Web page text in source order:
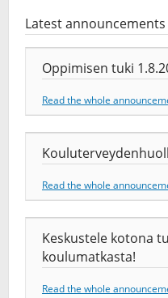
Latest announcements
Oppimisen tuki
Read the whole
Read the whole
Keskustele kotona
koulumatkasta!
Read the whole